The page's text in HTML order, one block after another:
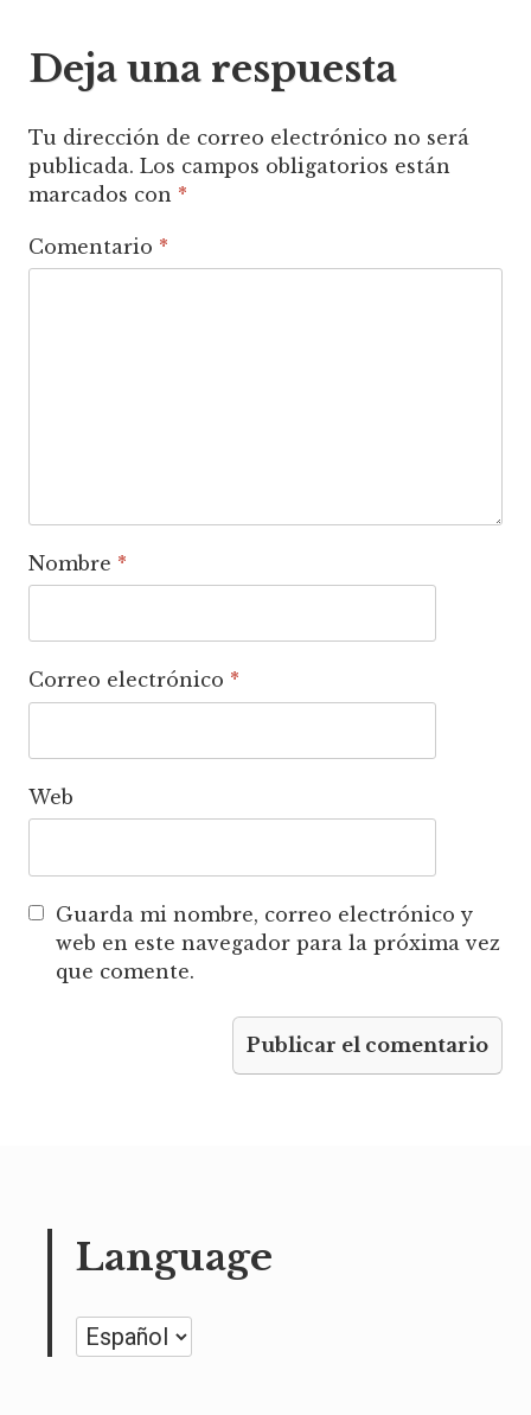
Deja una respuesta
Tu dirección de correo electrónico no será
publicada. Los campos obligatorios están
marcados con *
Comentario *
Nombre *
Correo electrónico *
Web
Guarda mi nombre, correo electrónico y
web en este navegador para la próxima vez
que comente.
Language
Language